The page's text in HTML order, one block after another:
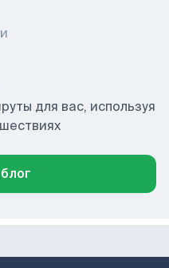
для вас, используя